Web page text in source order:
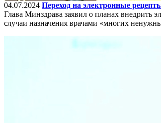
04.07.2024 Переход на электронные
Глава Минздрава заявил о планах внедрить
случаи назначения врачами «многих